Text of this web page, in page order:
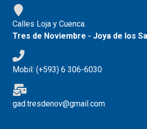
Calles Loja y Cuenca.
Tres de Noviembre - Joya de los
Mobil: (+593) 6 306-6030
gad.tresdenov@gmail.com